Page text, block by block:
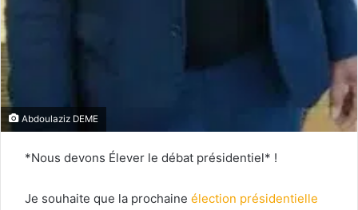
Abdoulaziz DEME
*Nous devons Élever le débat présidentiel* !
Je souhaite que la prochaine élection présidentielle